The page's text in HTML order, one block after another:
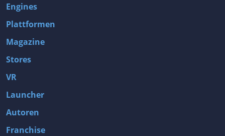
Engines
Plattformen
Magazine
Stores
VR
Launcher
Autoren
Franchise